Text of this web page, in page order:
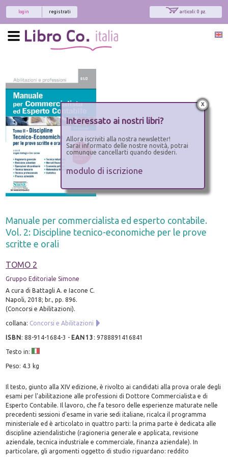
articoli: 0 pz.
registrati
login
Manuale per commercialista ed esperto contabile.
Vol. 2: Discipline tecnico-economiche per le prove
scritte e orali
TOMO 2
Gruppo Editoriale Simone
A cura di Battagli A. e Iacone C.
Napoli, 2018; br., pp. 896.
(Concorsi e Abilitazioni).
collana: Concorsi e Abilitazioni
ISBN:88-914-1684-3 - EAN13 :9788891416841
Testo in:
Peso: 4.3 kg
Il testo, giunto alla XIV edizione, è rivolto ai candidati alla prova orale degli
esami per l'abilitazione alle professioni di Dottore Commercialista e di
Esperto Contabile. Il lavoro, che fa tesoro delle esperienze maturate nelle
precedenti sessioni d'esame in varie sedi italiane, ricalca il programma
ministeriale ed è articolato in quattro parti: la prima parte è dedicata alle
discipline aziendalistiche (ragioneria generale e applicata, revisione
aziendale, tecnica industriale e commerciale, finanza aziendale). In
particolare, gli argomenti oggetto di studio riguardano: reddito
x
Interessato ai nostri libri?
Allora iscriviti alla nostra newsletter!
Sarai informato delle nostre novità, potrai
comunque cancellarti quando desideri.
modulo di iscrizione